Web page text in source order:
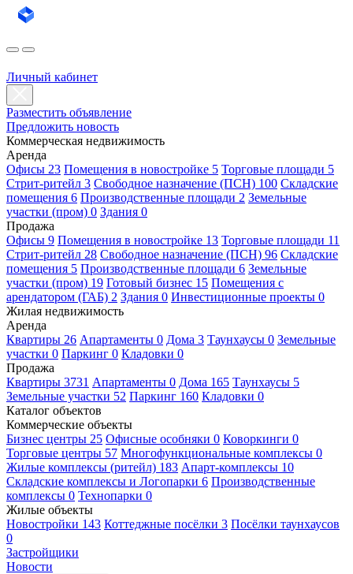
Личный кабинет
Разместить объявление
Предложить новость
Коммерческая недвижимость
Аренда
Офисы 23 Помещения в новостройке 5 Торговые площади 5
Стрит-ритейл 3 Свободное назначение (ПСН) 100 Складские
помещения 6 Производственные площади 2 Земельные
участки (пром) 0 Здания 0
Продажа
Офисы 9 Помещения в новостройке 13 Торговые площади 11
Стрит-ритейл 28 Свободное назначение (ПСН) 96 Складские
помещения 5 Производственные площади 6 Земельные
участки (пром) 19 Готовый бизнес 15 Помещения с
арендатором (ГАБ) 2 Здания 0 Инвестиционные проекты 0
Жилая недвижимость
Аренда
Квартиры 26 Апартаменты 0 Дома 3 Таунхаусы 0 Земельные
участки 0 Паркинг 0 Кладовки 0
Продажа
Квартиры 3731 Апартаменты 0 Дома 165 Таунхаусы 5
Земельные участки 52 Паркинг 160 Кладовки 0
Каталог объектов
Коммерческие объекты
Бизнес центры 25 Офисные особняки 0 Коворкинги 0
Торговые центры 57 Многофункциональные комплексы 0
Жилые комплексы (ритейл) 183 Апарт-комплексы 10
Складские комплексы и Логопарки 6 Производственные
комплексы 0 Технопарки 0
Жилые объекты
Новостройки 143 Коттеджные посёлки 3 Посёлки таунхаусов
0
Застройщики
Новости